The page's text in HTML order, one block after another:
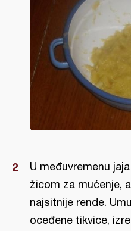
U međuvremenu
žicom za mućenje,
najsitnije rende.
oceđene tikvice,